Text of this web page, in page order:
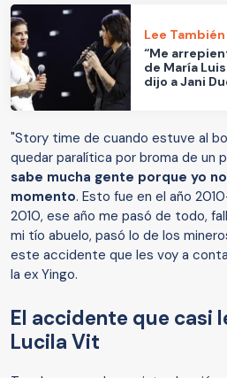
Lee También
“Me
de María
dijo a Jani
"Story time de cuando estuve al
quedar paralítica por broma de un
sabe mucha gente porque yo
momento. Esto fue en el año
2010, ese año me pasó de todo,
mi tío abuelo, pasó lo de los
este accidente que les voy a
la ex Yingo.
El accidente que casi
Lucila Vit